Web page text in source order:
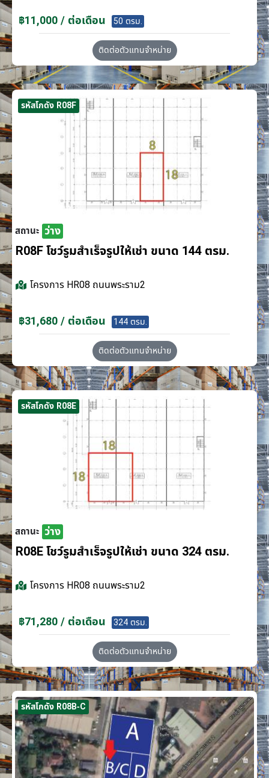
฿11,000 / ต่อเดือน 50 ตรม.
ติดต่อตัวแทนจำหน่าย
รหัสโกดัง R08F
สถานะ ว่าง
R08F โชว์รูมสำเร็จรูปให้เช่า ขนาด 144 ตรม.
โครงการ HR08 ถนนพระราม2
฿31,680 / ต่อเดือน 144 ตรม.
ติดต่อตัวแทนจำหน่าย
รหัสโกดัง R08E
สถานะ ว่าง
R08E โชว์รูมสำเร็จรูปให้เช่า ขนาด 324 ตรม.
โครงการ HR08 ถนนพระราม2
฿71,280 / ต่อเดือน 324 ตรม.
ติดต่อตัวแทนจำหน่าย
รหัสโกดัง R08B-C